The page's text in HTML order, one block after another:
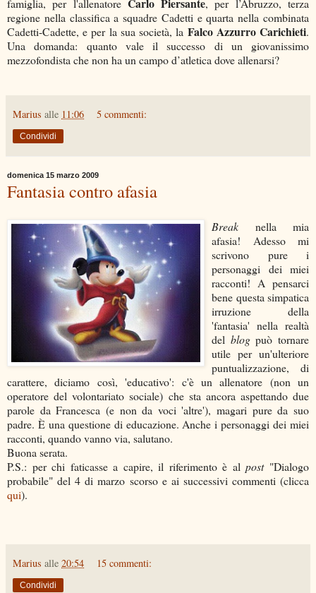
famiglia, per l'allenatore Carlo Piersante, per l’Abruzzo, terza
regione nella classifica a squadre Cadetti e quarta nella combinata
Cadetti-Cadette, e per la sua società, la Falco Azzurro Carichieti.
Una domanda: quanto vale il successo di un giovanissimo
mezzofondista che non ha un campo d’atletica dove allenarsi?
Marius alle 11:06 5 commenti:
Condividi
domenica 15 marzo 2009
Fantasia contro afasia
Break nella mia
afasia! Adesso mi
scrivono pure i
personaggi dei miei
racconti! A pensarci
bene questa simpatica
irruzione della
'fantasia' nella realtà
del blogpuò tornare
utile per un'ulteriore
puntualizzazione, di
carattere, diciamo così, 'educativo': c'è un allenatore (non un
operatore del volontariato sociale) che sta ancora aspettando due
parole da Francesca (e non da voci 'altre'), magari pure da suo
padre. È una questione di educazione. Anche i personaggi dei miei
racconti, quando vanno via, salutano.
Buona serata.
P.S.: per chi faticasse a capire, il riferimento è alpost "Dialogo
probabile" del 4 di marzo scorso e ai successivi commenti (clicca
qui).
Marius alle 20:54 15 commenti:
Condividi